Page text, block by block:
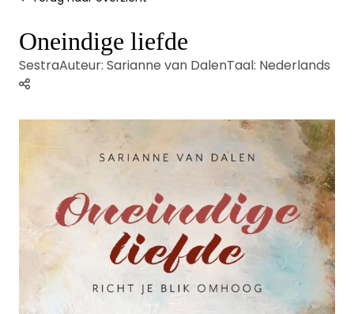
Oneindige liefde
SestraAuteur: Sarianne van DalenTaal: Nederlands